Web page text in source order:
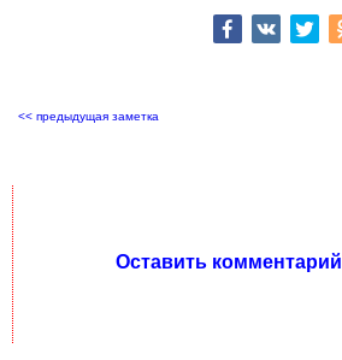
<< предыдущая заметка
Оставить комментарий